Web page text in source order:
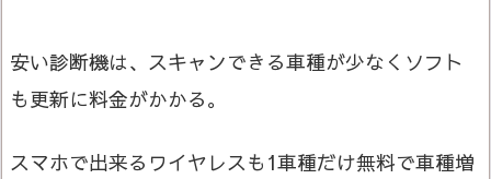
安い診断機は、スキャンできる車種が少なくソフト
も更新に料金がかかる。
スマホで出来るワイヤレスも1車種だけ無料で車種増